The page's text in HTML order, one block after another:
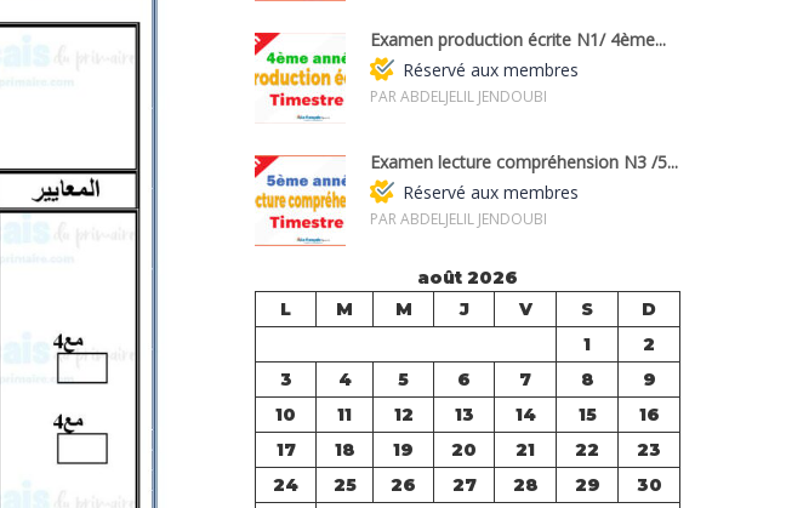
Examen production écrite N1/ 4ème...
Réservé aux membres
PAR ABDELJELIL JENDOUBI
Examen lecture compréhension N3 /5...
Réservé aux membres
PAR ABDELJELIL JENDOUBI
août 2026
L
M M J V S
D
1
2
3
4 5 6 7 8
9
10
11 12 13 14 15
16
17
18 19 20 21 22
23
24
25 26 27 28 29
30